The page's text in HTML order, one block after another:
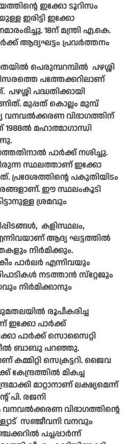
ഇക്കോ ടൂറിസം
ഇരിട്ടി ഇക്കോ
18ന് മന്ത്രി എ.കെ.
ആദ്യഘട്ടം പ്രവർത്തനം
പെരുമ്പറമ്പിൽ പഴശ്ശി
പത്തേക്കറിലാണ്‌
പദ്ധതിക്കായി
മുപ്പത്‌ കൊല്ലം മുമ്പ്‌
വനവൽക്കരണ വിഭാഗത്തിന്
മഹാത്മാഗാന്ധി
പാർക്ക് നശിച്ചു.
സ്ഥലത്താണ് ഇക്കോ
പ്രദേശത്തിന്റെ പകുതിയിടം
ഈ സ്ഥലംകൂടി
ശ്രമവും
കളിസ്ഥലം,
ആദ്യ ഘട്ടത്തിൽ
നിർമിക്കും.
പാർലർ എന്നിവയും
നടത്താൻ സ്‌റ്റേജും
നിർമിക്കാനും
രൂപീകരിച്ച
ഇക്കോ പാർക്ക്‌
പാർക്ക്‌ സൊസൈറ്റി
ബാബു പറഞ്ഞു.
കമ്മിറ്റി സെക്രട്ടറി. ജൈവ
കേന്ദ്രത്തിൽ മികച്ച
മാറ്റാനാണ്‌ ലക്ഷ്യമെന്ന്‌
പി. രജനി
വിഭാഗത്തിന്റെ
സഞ്ജീവനി വനവും
പച്ചപ്പാർന്ന്‌